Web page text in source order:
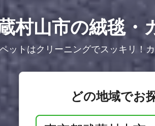
村山市の絨毯
ットはクリーニングでスッキリ！
どの地域でお